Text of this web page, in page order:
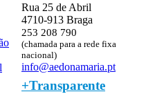
Rua 25 de Abril
4710-913 Braga
253 208 790
(chamada para a rede fixa
nacional)
info@aedonamaria.pt
+Transparente